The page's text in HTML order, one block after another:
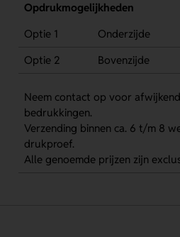
Opdrukmogelijkheden
Optie 1
Onderzijde
Optie 2
Bovenzijde
Neem contact op voor
bedrukkingen.
Verzending binnen ca. 6 t/m 8
drukproef.
Alle genoemde prijzen zijn